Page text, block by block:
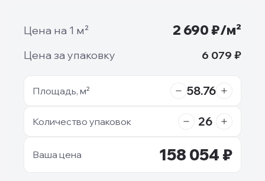
Цена на 1 м² 2 690₽/м²
Цена за упаковку 6 079 ₽
Площадь, м² 58.76
Количество упаковок 26
Ваша цена 158 054 ₽